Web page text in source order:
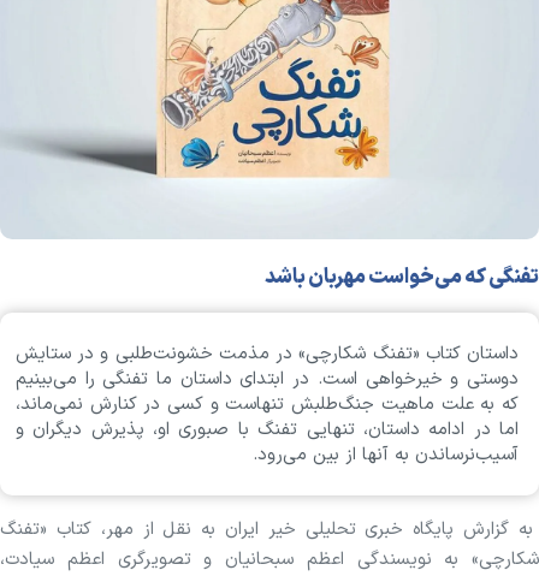
تفنگی که می‌خواست مهربان باشد
داستان کتاب «تفنگ شکارچی» در مذمت خشونت‌طلبی و در ستایش
دوستی و خیرخواهی است. در ابتدای داستان ما تفنگی را می‌بینیم
که به علت ماهیت جنگ‌طلبش تنهاست و کسی در کنارش نمی‌ماند،
اما در ادامه داستان، تنهایی تفنگ با صبوری او، پذیرش دیگران و
آسیب‌نرساندن به آنها از بین می‌رود.
به گزارش پایگاه خبری تحلیلی خیر ایران به نقل از مهر، کتاب «تفنگ
شکارچی» به نویسندگی اعظم سبحانیان و تصویرگری اعظم سیادت،